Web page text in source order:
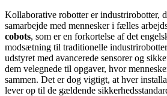
Kollaborative robotter er industrirobotter,
samarbejde med mennesker i fælles
cobots, som er en forkortelse af det
modsætning til traditionelle
udstyret med avancerede sensorer og
dem velegnede til opgaver, hvor
sammen. Det er dog vigtigt, at hver
lever op til de gældende